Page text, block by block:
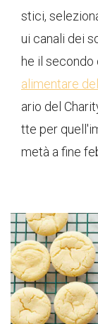
stici,
ui canali dei
he il secondo
alimentare
ario del
tte per
metà a fine